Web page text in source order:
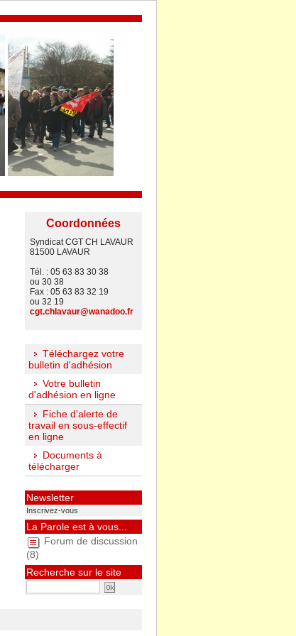
Coordonnées
Syndicat CGT CH LAVAUR
81500 LAVAUR
Tél. : 05 63 83 30 38
ou 30 38
Fax : 05 63 83 32 19
ou 32 19
cgt.chlavaur@wanadoo.fr
Téléchargez votre
bulletin d'adhésion
Votre bulletin
d'adhésion en ligne
Fiche d'alerte de
travail en sous-effectif
en ligne
Documents à
télécharger
Newsletter
Inscrivez-vous
La Parole est à vous...
Forum de discussion
(8)
Recherche sur le site